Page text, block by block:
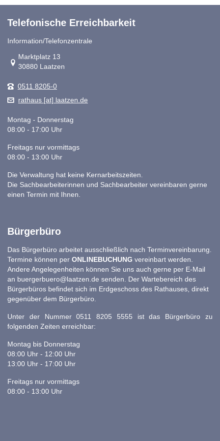
Telefonische Erreichbarkeit
Information/Telefonzentrale
Link zur Google-Maps Navigation
Marktplatz 13
30880 Laatzen
0511 8205-0
rathaus [at] laatzen.de
Montag - Donnerstag
08:00 - 17:00 Uhr
Freitags nur vormittags
08:00 - 13:00 Uhr
Die Verwaltung hat keine Kernarbeitszeiten.
Die Sachbearbeiterinnen und Sachbearbeiter vereinbaren gerne
einen Termin mit Ihnen.
Bürgerbüro
Das Bürgerbüro arbeitet ausschließlich nach Terminvereinbarung.
Termine können per ONLINEBUCHUNG vereinbart werden.
Andere Angelegenheiten können Sie uns auch gerne per E-Mail
an buergerbuero@laatzen.de senden. Der Wartebereich des
Bürgerbüros befindet sich im Erdgeschoss des Rathauses, direkt
gegenüber dem Bürgerbüro.
Unter der Nummer 0511 8205 5555 ist das Bürgerbüro zu
folgenden Zeiten erreichbar:
Montag bis Donnerstag
08:00 Uhr - 12:00 Uhr
13:00 Uhr - 17:00 Uhr
Freitags nur vormittags
08:00 - 13:00 Uhr